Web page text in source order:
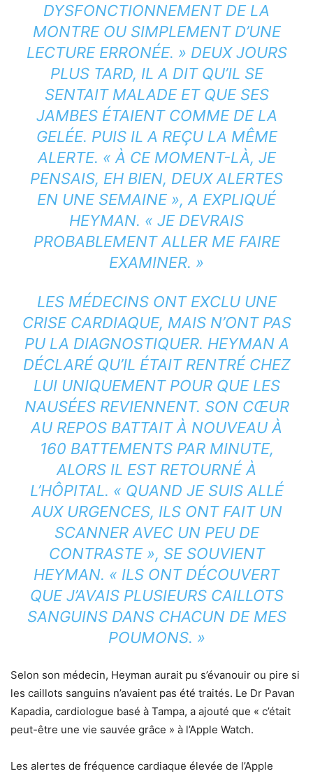
DYSFONCTIONNEMENT DE LA
MONTRE OU SIMPLEMENT D’UNE
LECTURE ERRONÉE. » DEUX JOURS
PLUS TARD, IL A DIT QU’IL SE
SENTAIT MALADE ET QUE SES
JAMBES ÉTAIENT COMME DE LA
GELÉE. PUIS IL A REÇU LA MÊME
ALERTE. « À CE MOMENT-LÀ, JE
PENSAIS, EH BIEN, DEUX ALERTES
EN UNE SEMAINE », A EXPLIQUÉ
HEYMAN. « JE DEVRAIS
PROBABLEMENT ALLER ME FAIRE
EXAMINER. »
LES MÉDECINS ONT EXCLU UNE
CRISE CARDIAQUE, MAIS N’ONT PAS
PU LA DIAGNOSTIQUER. HEYMAN A
DÉCLARÉ QU’IL ÉTAIT RENTRÉ CHEZ
LUI UNIQUEMENT POUR QUE LES
NAUSÉES REVIENNENT. SON CŒUR
AU REPOS BATTAIT À NOUVEAU À
160 BATTEMENTS PAR MINUTE,
ALORS IL EST RETOURNÉ À
L’HÔPITAL. « QUAND JE SUIS ALLÉ
AUX URGENCES, ILS ONT FAIT UN
SCANNER AVEC UN PEU DE
CONTRASTE », SE SOUVIENT
HEYMAN. « ILS ONT DÉCOUVERT
QUE J’AVAIS PLUSIEURS CAILLOTS
SANGUINS DANS CHACUN DE MES
POUMONS. »
Selon son médecin, Heyman aurait pu s’évanouir ou pire si
les caillots sanguins n’avaient pas été traités. Le Dr Pavan
Kapadia, cardiologue basé à Tampa, a ajouté que « c’était
peut-être une vie sauvée grâce » à l’Apple Watch.
Les alertes de fréquence cardiaque élevée de l’Apple